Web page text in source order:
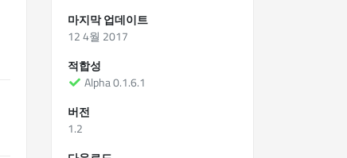
마지막 업데이트
12 4월 2017
적합성
Alpha 0.1.6.1
버전
1.2